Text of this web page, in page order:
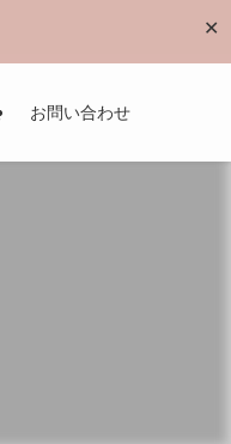
✕
お問い合わせ